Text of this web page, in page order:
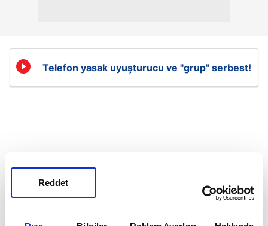
Reddet
Telefon yasak uyuşturucu ve "grup" serbest!